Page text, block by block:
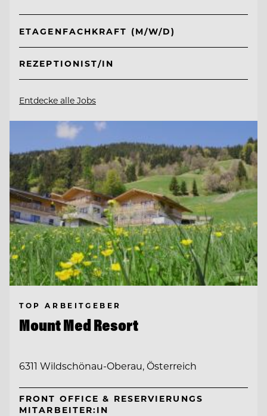
ETAGENFACHKRAFT (M/W/D)
REZEPTIONIST/IN
Entdecke alle Jobs
TOP ARBEITGEBER
Mount Med Resort
6311 Wildschönau-Oberau, Österreich
FRONT OFFICE & RESERVIERUNGS
MITARBEITER:IN